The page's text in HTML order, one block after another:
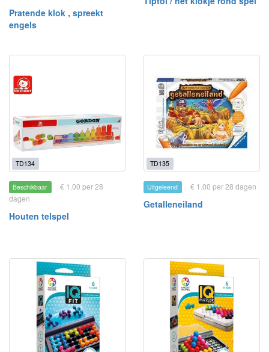
Pratende klok , spreekt
engels
TD134
Beschikbaar
€ 1.00 per 28
dagen
Houten telspel
TD135
Uitgeleend € 1.00 per 28 dagen
Getalleneiland